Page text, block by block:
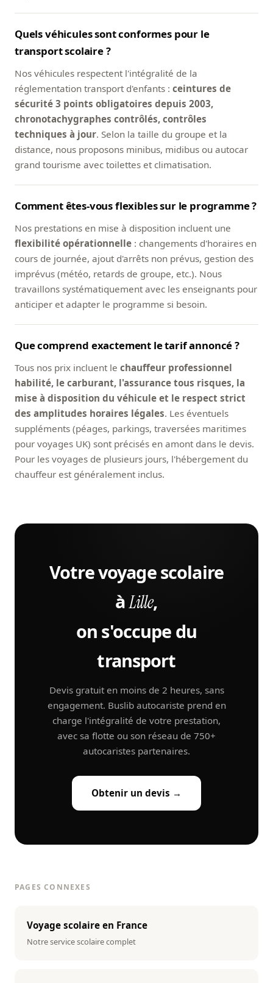
Quels véhicules sont conformes pour le
transport scolaire ?
Nos véhicules respectent l'intégralité de la
réglementation transport d'enfants : ceintures de
sécurité 3 points obligatoires depuis 2003,
chronotachygraphes contrôlés, contrôles
techniques à jour. Selon la taille du groupe et la
distance, nous proposons minibus, midibus ou autocar
grand tourisme avec toilettes et climatisation.
Comment êtes-vous flexibles sur le programme ?
Nos prestations en mise à disposition incluent une
flexibilité opérationnelle : changements d'horaires en
cours de journée, ajout d'arrêts non prévus, gestion des
imprévus (météo, retards de groupe, etc.). Nous
travaillons systématiquement avec les enseignants pour
anticiper et adapter le programme si besoin.
Que comprend exactement le tarif annoncé ?
Tous nos prix incluent le chauffeur professionnel
habilité, le carburant, l'assurance tous risques, la
mise à disposition du véhicule et le respect strict
des amplitudes horaires légales. Les éventuels
suppléments (péages, parkings, traversées maritimes
pour voyages UK) sont précisés en amont dans le devis.
Pour les voyages de plusieurs jours, l'hébergement du
chauffeur est généralement inclus.
Votre voyage scolaire
àLille,
on s'occupe du
transport
Devis gratuit en moins de 2 heures, sans
engagement. Buslib autocariste prend en
charge l'intégralité de votre prestation,
avec sa flotte ou son réseau de 750+
autocaristes partenaires.
Obtenir un devis →
PAGES CONNEXES
Voyage scolaire en France
Notre service scolaire complet